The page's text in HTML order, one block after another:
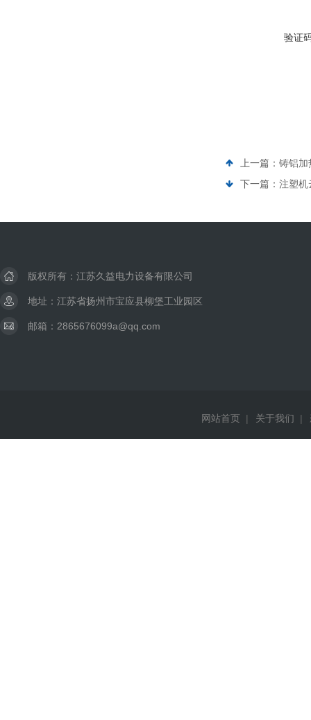
验证
上一篇： 铸铝加
下一篇： 注塑机
版权所有：江苏久益电力设备有限公司
地址：江苏省扬州市宝应县柳堡工业园区
邮箱：2865676099a@qq.com
网站首页 | 关于我们 |